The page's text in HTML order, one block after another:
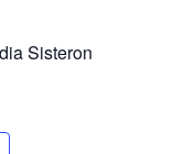
Sisteron